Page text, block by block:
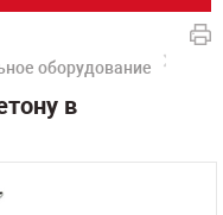
оборудование
в